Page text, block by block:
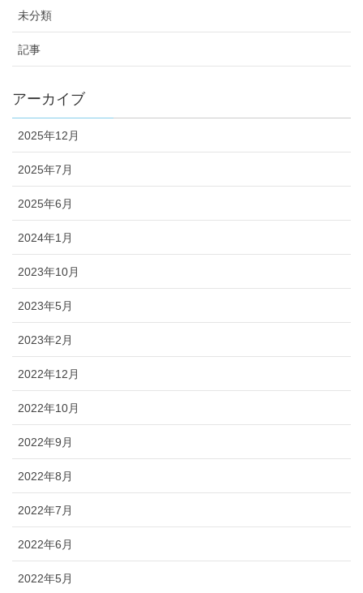
未分類
記事
アーカイブ
2025年12月
2025年7月
2025年6月
2024年1月
2023年10月
2023年5月
2023年2月
2022年12月
2022年10月
2022年9月
2022年8月
2022年7月
2022年6月
2022年5月